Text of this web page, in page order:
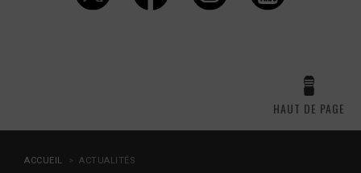
HAUT DE PAGE
ACCUEIL ACTUALITÉS